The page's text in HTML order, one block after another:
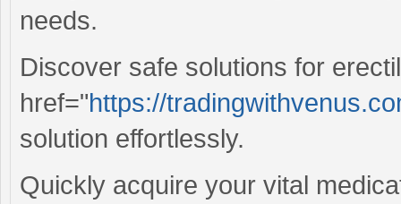
needs.
Discover safe solutions for
href="https://
solution effortlessly.
Quickly acquire your vital